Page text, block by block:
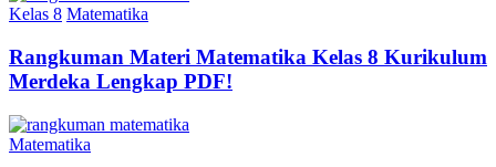
Kelas 8 Matematika
Rangkuman Materi Matematika Kelas 8 Kurikulum
Merdeka Lengkap PDF!
Matematika